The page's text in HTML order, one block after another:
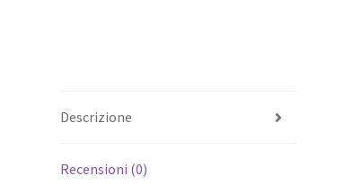
Descrizione
Recensioni (0)